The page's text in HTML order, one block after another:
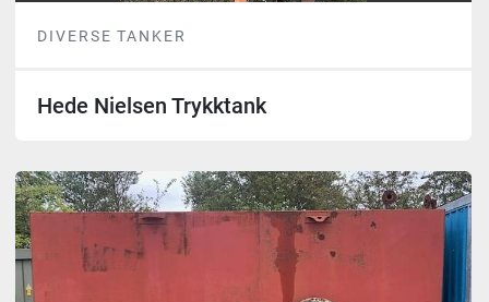
DIVERSE TANKER
Hede Nielsen Trykktank